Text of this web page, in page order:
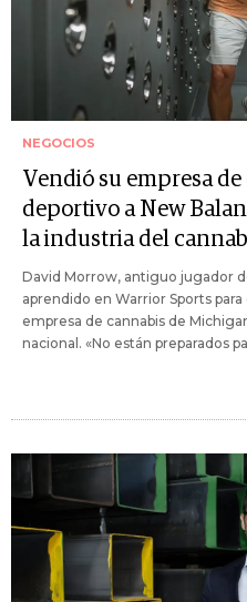
NEGOCIOS
Vendió su empresa
deportivo a New
la industria del
David Morrow, antiguo jugador
aprendido en Warrior Sports
empresa de cannabis de
nacional. «No están preparados